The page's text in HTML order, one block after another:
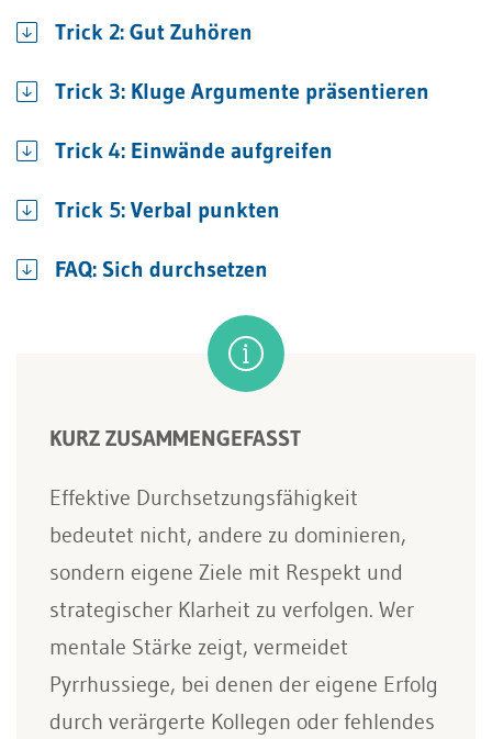
Trick 2: Gut Zuhören
Trick 3: Kluge Argumente präsentieren
Trick 4: Einwände aufgreifen
Trick 5: Verbal punkten
FAQ: Sich durchsetzen
KURZ ZUSAMMENGEFASST
Effektive Durchsetzungsfähigkeit
bedeutet nicht, andere zu dominieren,
sondern eigene Ziele mit Respekt und
strategischer Klarheit zu verfolgen. Wer
mentale Stärke zeigt, vermeidet
Pyrrhussiege, bei denen der eigene Erfolg
durch verärgerte Kollegen oder fehlendes